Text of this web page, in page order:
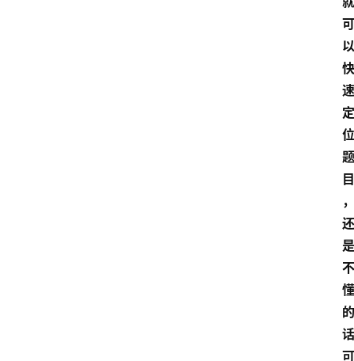
可
以
快
速
定
位
题
目
，
还
是
不
懂
的
话
可